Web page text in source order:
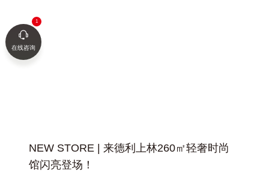
NEW STORE | 来德利上林260㎡轻奢时尚
馆闪亮登场！
在线咨询